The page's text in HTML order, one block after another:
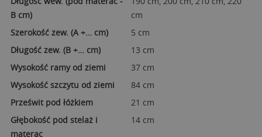
B cm)
cm
Szerokość zew. (A +… cm)
5 cm
Długość zew. (B +… cm)
13 cm
Wysokość ramy od ziemi
37 cm
Wysokość szczytu od ziemi
84 cm
Prześwit pod łóżkiem
21 cm
Głębokość pod stelaż i
materac
14 cm